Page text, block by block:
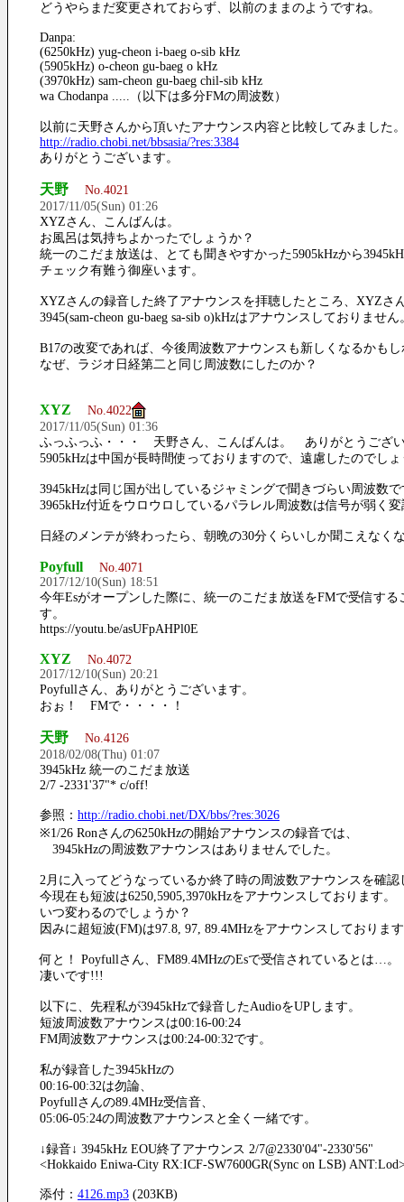
どうやらまだ変更されておらず、以前のままのようですね。
Danpa:
(6250kHz) yug-cheon i-baeg o-sib kHz
(5905kHz) o-cheon gu-baeg o kHz
(3970kHz) sam-cheon gu-baeg chil-sib kHz
wa Chodanpa .....（以下は多分FMの周波数）
以前に天野さんから頂いたアナウンス内容と比較してみました
http://radio.chobi.net/bbsasia/?res:3384
ありがとうございます。
天野
No.4021
2017/11/05(Sun) 01:26
XYZさん、こんばんは。
お風呂は気持ちよかったでしょうか？
統一のこだま放送は、とても聞きやすかった5905kHzから
チェック有難う御座います。
XYZさんの録音した終了アナウンスを拝聴したところ、XYZさ
3945(sam-cheon gu-baeg sa-sib o)kHzはアナウンスしておりません
B17の改変であれば、今後周波数アナウンスも新しくなるかも
なぜ、ラジオ日経第二と同じ周波数にしたのか？
XYZ
No.4022
2017/11/05(Sun) 01:36
ふっふっふ・・・ 天野さん、こんばんは。 ありがとうござ
5905kHzは中国が長時間使っておりますので、遠慮したので
3945kHzは同じ国が出しているジャミングで聞きづらい周波数で
3965kHz付近をウロウロしているパラレル周波数は信号が弱く
日経のメンテが終わったら、朝晩の30分くらいしか聞こえなく
Poyfull
No.4071
2017/12/10(Sun) 18:51
今年Esがオープンした際に、統一のこだま放送をFMで受信す
す。
https://youtu.be/asUFpAHPl0E
XYZ
No.4072
2017/12/10(Sun) 20:21
Poyfullさん、ありがとうございます。
おぉ！ FMで・・・・！
天野
No.4126
2018/02/08(Thu) 01:07
3945kHz 統一のこだま放送
2/7 -2331'37"* c/off!
参照： http://radio.chobi.net/DX/bbs/?res:3026
※1/26 Ronさんの6250kHzの開始アナウンスの録音では、
3945kHzの周波数アナウンスはありませんでした。
2月に入ってどうなっているか終了時の周波数アナウンスを確認
今現在も短波は6250,5905,3970kHzをアナウンスしております。
いつ変わるのでしょうか？
因みに超短波(FM)は97.8, 97, 89.4MHzをアナウンスしておりま
何と！ Poyfullさん、FM89.4MHzのEsで受信されているとは…。
凄いです!!!
以下に、先程私が3945kHzで録音したAudioをUPします。
短波周波数アナウンスは00:16-00:24
FM周波数アナウンスは00:24-00:32です。
私が録音した3945kHzの
00:16-00:32は勿論、
Poyfullさんの89.4MHz受信音、
05:06-05:24の周波数アナウンスと全く一緒です。
↓録音↓ 3945kHz EOU終了アナウンス 2/7@2330'04"-2330'56"
<Hokkaido Eniwa-City RX:ICF-SW7600GR(Sync on LSB)
添付： 4126.mp3 (203KB)